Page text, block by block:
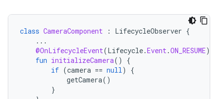
class CameraComponent : LifecycleObserver {
...
@OnLifecycleEvent(Lifecycle.Event .ON_RESUME)
fun initializeCamera()
{
if (camera == null )
{
getCamera()
}